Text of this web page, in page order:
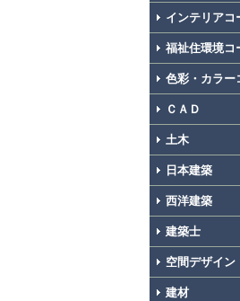
インテリアコ
福祉住環境コ
色彩・カラー
ＣＡＤ
土木
日本建築
西洋建築
建築士
空間デザイン
建材